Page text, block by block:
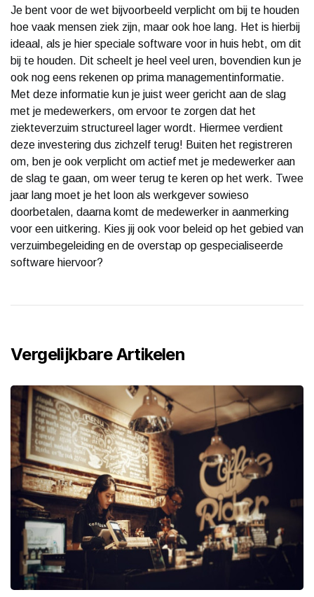
Je bent voor de wet bijvoorbeeld verplicht om bij te houden
hoe vaak mensen ziek zijn, maar ook hoe lang. Het is hierbij
ideaal, als je hier speciale software voor in huis hebt, om dit
bij te houden. Dit scheelt je heel veel uren, bovendien kun je
ook nog eens rekenen op prima managementinformatie.
Met deze informatie kun je juist weer gericht aan de slag
met je medewerkers, om ervoor te zorgen dat het
ziekteverzuim structureel lager wordt. Hiermee verdient
deze investering dus zichzelf terug! Buiten het registreren
om, ben je ook verplicht om actief met je medewerker aan
de slag te gaan, om weer terug te keren op het werk. Twee
jaar lang moet je het loon als werkgever sowieso
doorbetalen, daarna komt de medewerker in aanmerking
voor een uitkering. Kies jij ook voor beleid op het gebied van
verzuimbegeleiding en de overstap op gespecialiseerde
software hiervoor?
Vergelijkbare Artikelen